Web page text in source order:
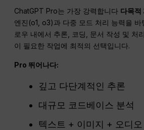
ChatGPT Pro는 가장 강력합니다 다목적
엔진(o1, o3)과 다중 모드 처리 능력을 바
로우 내에서 추론, 코딩, 문서 작성 및 처
이 필요한 작업에 최적의 선택입니다.
Pro 뛰어나다:
깊고 다단계적인 추론
대규모 코드베이스 분석
텍스트 + 이미지 + 오디